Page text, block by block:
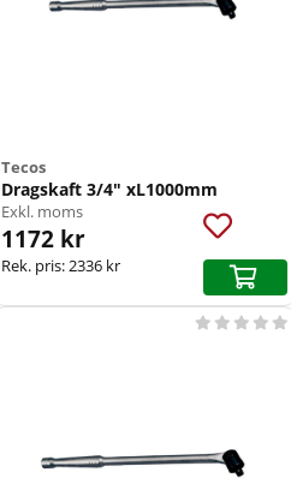
Tecos
Dragskaft 3/4" xL1000mm
Exkl. moms
1172 kr
Rek. pris:2336 kr
    